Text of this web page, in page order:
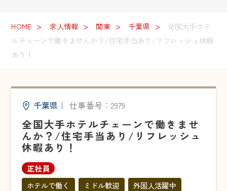
HOME 求人情報 関東 千葉県
全国大手ホテ
ルチェーンで働きませんか？/住宅手当あり/リフレッシュ休暇
あり！
千葉県 ｜ 仕事番号：2979
全国大手ホテルチェーンで働きませ
んか？/住宅手当あり/リフレッシュ
休暇あり！
正社員
ホテルで働く ミドル歓迎
外国人活躍中